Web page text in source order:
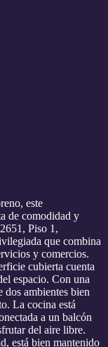
este
de comodidad y
Piso 1,
que combina
y comercios.
cubierta cuenta
espacio. Con una
dos ambientes bien
La cocina está
a un balcón
del aire libre.
está bien mantenido